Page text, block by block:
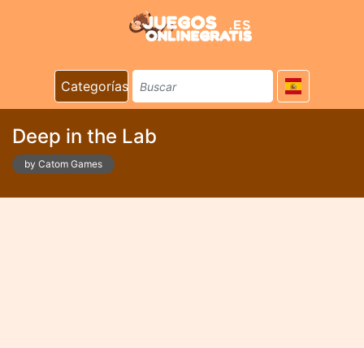
Categorías
Deep in the Lab
by Catom Games